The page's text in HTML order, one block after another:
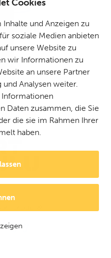
Cookies
und Anzeigen zu
soziale Medien anbieten
unsere Website zu
wir Informationen zu
an unsere Partner
Analysen weiter.
Informationen
Daten zusammen, die Sie
die sie im Rahmen Ihrer
haben.